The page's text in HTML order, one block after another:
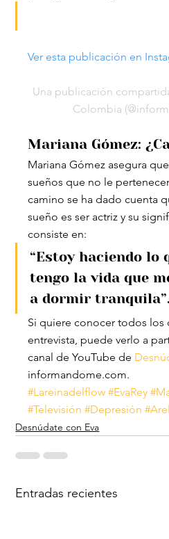
Ver esta publicación en
Una publicación
Colombia
Mariana Gómez:
Mariana Gómez asegura
sueños que no le
camino se ha dado cuenta
sueño es ser actriz y su
consiste en:
“Estoy haciendo lo
tengo la vida que
a dormir tranquila”.
Si quiere conocer todos los
entrevista, puede verlo a
canal de YouTube de
informandome.com.
#Lareinadelflow #EvaRey
#Televisión #Depresión
Desnúdate con Eva
Entradas recientes